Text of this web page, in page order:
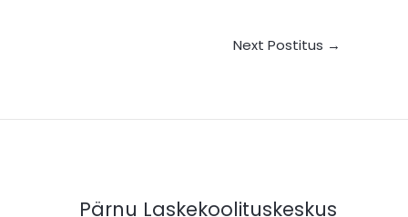
Next Postitus →
Pärnu Laskekoolituskeskus